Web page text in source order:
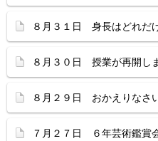
８月３１日 身長はどれだ
８月３０日 授業が再開し
８月２９日 おかえりなさ
７月２７日 ６年芸術鑑賞